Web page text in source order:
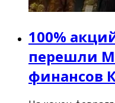
100%
перешли
финансов